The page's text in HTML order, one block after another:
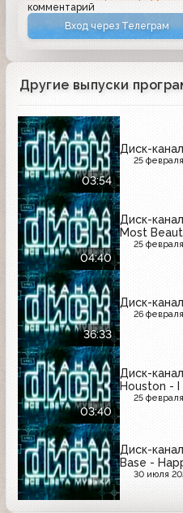
комментарий
Вход через Телеграм
Другие выпуски
03:54
Диск-
25
04:40
Диск-
Most
25
36:33
Диск-
26
03:40
Диск-
Houston -
25
Диск-
Base -
30 июля